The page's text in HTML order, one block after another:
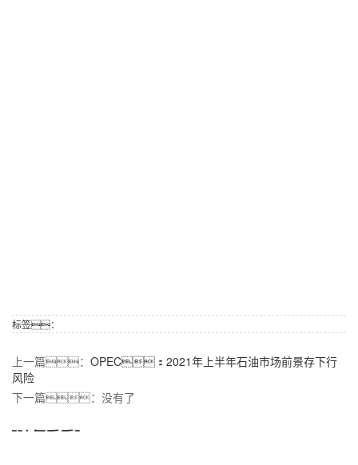
标签：
上一篇： OPEC：2021年上半年石油市场前景存下行
风险
下一篇：没有了
【随便看看】